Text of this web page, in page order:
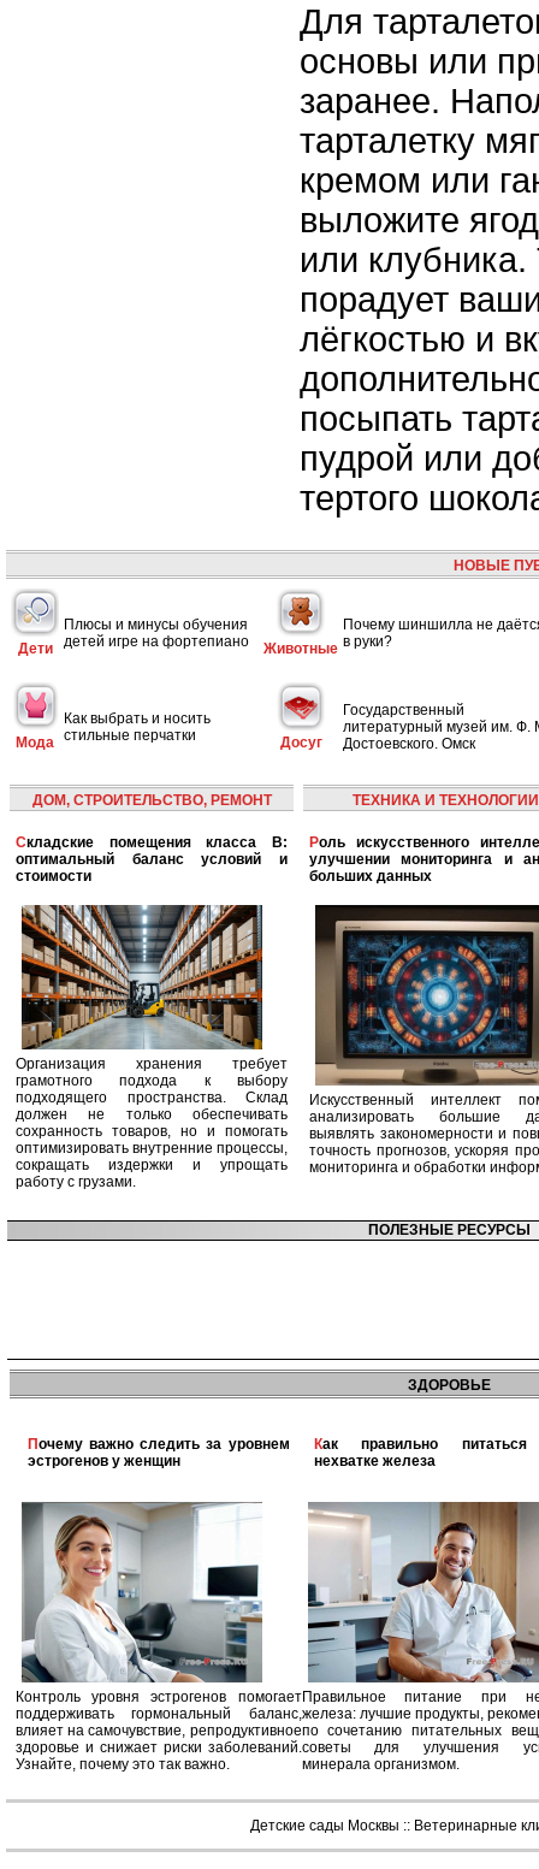
Для
основы или
заранее.
тарталетку
кремом или
выложите
или
порадует
лёгкостью и
посыпать
пудрой или
тертого
НОВЫЕ
Дети
Плюсы и минусы обучения
детей игре на фортепиано
Животные
Почему шиншилла не
в руки?
Мода
Как выбрать и носить
стильные перчатки
Досуг
Государственный
литературный музей им. Ф.
Достоевского. Омск
ДОМ, СТРОИТЕЛЬСТВО, РЕМОНТ
Складские помещения класса B:
оптимальный баланс условий и
стоимости
Организация хранения требует
грамотного подхода к выбору
подходящего пространства. Склад
должен не только обеспечивать
сохранность товаров, но и помогать
оптимизировать внутренние процессы,
сокращать издержки и упрощать
работу с грузами.
ТЕХНИКА И ТЕХНОЛОГИИ
Роль искусственного интеллекта в
улучшении мониторинга и
больших данных
Искусственный интеллект
анализировать большие
выявлять закономерности и
точность прогнозов, ускоряя
мониторинга и обработки
ПОЛЕЗНЫЕ РЕСУРСЫ
ЗДОРОВЬЕ
Почему важно следить за уровнем
эстрогенов у женщин
Контроль уровня эстрогенов помогает
поддерживать гормональный баланс,
влияет на самочувствие, репродуктивное
здоровье и снижает риски заболеваний.
Узнайте, почему это так важно.
Как правильно питаться при
нехватке железа
Правильное питание при
железа: лучшие продукты,
по сочетанию питательных
советы для улучшения
минерала организмом.
Детские сады Москвы :: Ветеринарные